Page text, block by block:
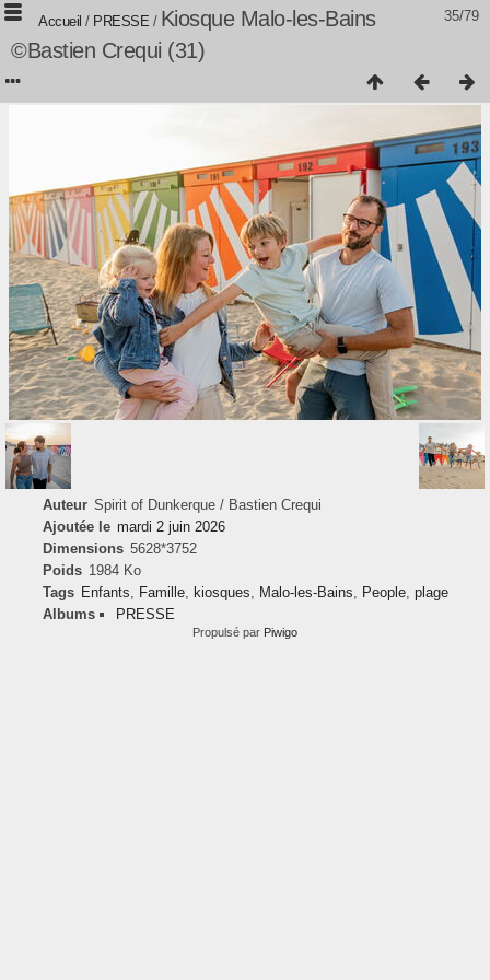
35/79
Accueil / PRESSE / Kiosque Malo-les-Bains
©Bastien Crequi (31)
Auteur Spirit of Dunkerque / Bastien Crequi
Ajoutée le mardi 2 juin 2026
Dimensions 5628*3752
Poids 1984 Ko
Tags Enfants, Famille, kiosques, Malo-les-Bains, People, plage
Albums
PRESSE
Propulsé par Piwigo